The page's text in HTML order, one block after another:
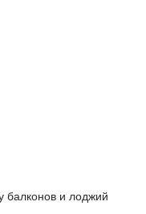
балконов и лоджий